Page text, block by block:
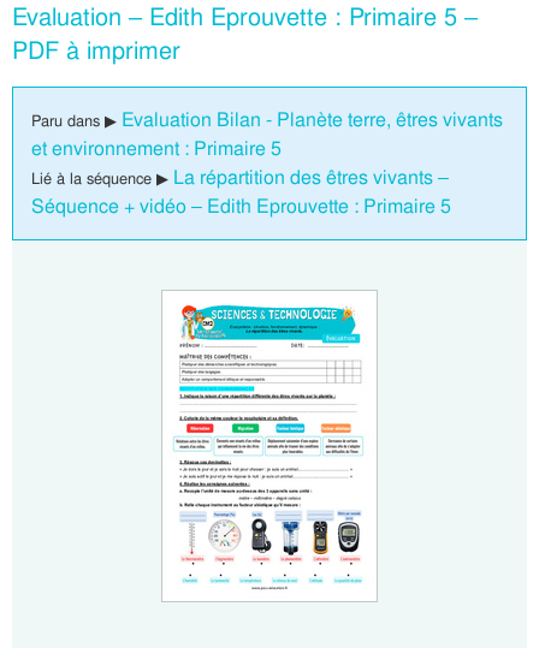
Evaluation – Edith Eprouvette : Primaire 5 –
PDF à imprimer
Paru dans ▶ Evaluation Bilan - Planète terre, êtres vivants
et environnement : Primaire 5
Lié à la séquence ▶ La répartition des êtres vivants –
Séquence + vidéo – Edith Eprouvette : Primaire 5